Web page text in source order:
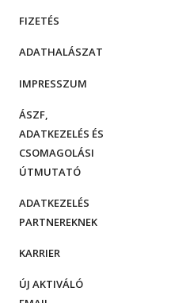
FIZETÉS
ADATHALÁSZAT
IMPRESSZUM
ÁSZF,
ADATKEZELÉS ÉS
CSOMAGOLÁSI
ÚTMUTATÓ
ADATKEZELÉS
PARTNEREKNEK
KARRIER
ÚJ AKTIVÁLÓ